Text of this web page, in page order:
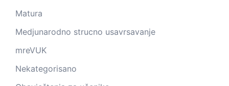
Matura
Medjunarodno strucno usavrsavanje
mreVUK
Nekategorisano